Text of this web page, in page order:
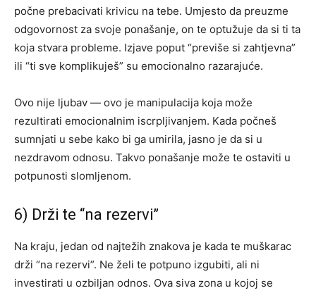
počne prebacivati krivicu na tebe. Umjesto da preuzme
odgovornost za svoje ponašanje, on te optužuje da si ti ta
koja stvara probleme. Izjave poput “previše si zahtjevna”
ili “ti sve komplikuješ” su emocionalno razarajuće.
Ovo nije ljubav — ovo je manipulacija koja može
rezultirati emocionalnim iscrpljivanjem. Kada počneš
sumnjati u sebe kako bi ga umirila, jasno je da si u
nezdravom odnosu. Takvo ponašanje može te ostaviti u
potpunosti slomljenom.
6) Drži te “na rezervi”
Na kraju, jedan od najtežih znakova je kada te muškarac
drži “na rezervi”. Ne želi te potpuno izgubiti, ali ni
investirati u ozbiljan odnos. Ova siva zona u kojoj se